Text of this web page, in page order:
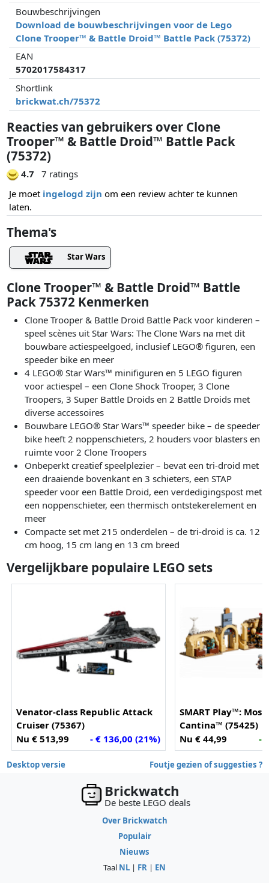
Bouwbeschrijvingen
Download de bouwbeschrijvingen voor de Lego
Clone Trooper™ & Battle Droid™ Battle Pack (75372)
EAN
5702017584317
Shortlink
brickwat.ch/75372
Reacties van gebruikers over Clone
Trooper™ & Battle Droid™ Battle Pack
(75372)
4.7
7 ratings
Je moet ingelogd zijn om een review achter te kunnen
laten.
Thema's
Star Wars
Clone Trooper™ & Battle Droid™ Battle
Pack 75372 Kenmerken
Clone Trooper & Battle Droid Battle Pack voor kinderen –
speel scènes uit Star Wars: The Clone Wars na met dit
bouwbare actiespeelgoed, inclusief LEGO® figuren, een
speeder bike en meer
4 LEGO® Star Wars™ minifiguren en 5 LEGO figuren
voor actiespel – een Clone Shock Trooper, 3 Clone
Troopers, 3 Super Battle Droids en 2 Battle Droids met
diverse accessoires
Bouwbare LEGO® Star Wars™ speeder bike – de speeder
bike heeft 2 noppenschieters, 2 houders voor blasters en
ruimte voor 2 Clone Troopers
Onbeperkt creatief speelplezier – bevat een tri-droid met
een draaiende bovenkant en 3 schieters, een STAP
speeder voor een Battle Droid, een verdedigingspost met
een noppenschieter, een thermisch ontstekerelement en
meer
Compacte set met 215 onderdelen – de tri-droid is ca. 12
cm hoog, 15 cm lang en 13 cm breed
Vergelijkbare populaire LEGO sets
Venator-class Republic Attack
Cruiser (75367)
Nu € 513,99
- € 136,00 (21%)
SMART Play™: Mos
Cantina™ (75425)
Nu € 44,99
-
Desktop versie Foutje gezien of suggesties ?
Brickwatch
De beste LEGO deals
Over Brickwatch
Populair
Nieuws
Taal NL | FR | EN